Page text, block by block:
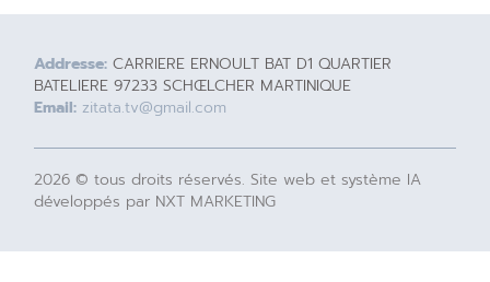
Addresse: CARRIERE ERNOULT BAT D1 QUARTIER
BATELIERE 97233 SCHŒLCHER MARTINIQUE
Email: zitata.tv@gmail.com
2026 © tous droits réservés. Site web et système IA
développés par NXT MARKETING